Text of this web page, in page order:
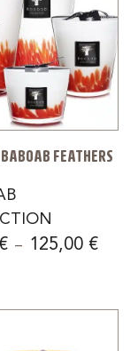
FEATHERS
– 125,00 €